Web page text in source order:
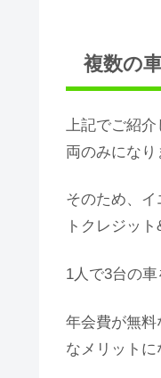
複数の
上記でご紹
両のみになり
そのため、
トクレジッ
1人で3台の
年会費が無料
なメリットに